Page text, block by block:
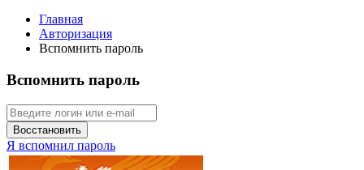
Главная
Авторизация
Вспомнить пароль
Вспомнить пароль
Восстановить
Я вспомнил пароль